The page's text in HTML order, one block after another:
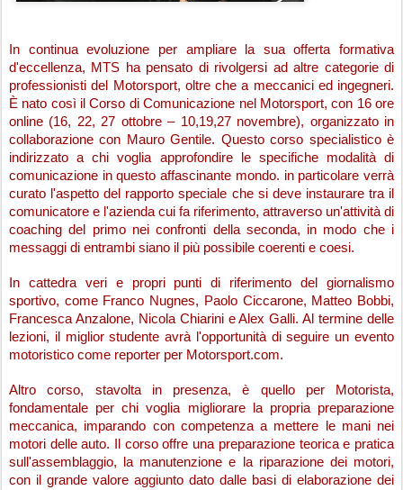
In continua evoluzione per ampliare la sua offerta formativa
d'eccellenza, MTS ha pensato di rivolgersi ad altre categorie di
professionisti del Motorsport, oltre che a meccanici ed ingegneri.
È nato così il Corso di Comunicazione nel Motorsport, con 16 ore
online (16, 22, 27 ottobre – 10,19,27 novembre), organizzato in
collaborazione con Mauro Gentile. Questo corso specialistico è
indirizzato a chi voglia approfondire le specifiche modalità di
comunicazione in questo affascinante mondo. in particolare verrà
curato l'aspetto del rapporto speciale che si deve instaurare tra il
comunicatore e l'azienda cui fa riferimento, attraverso un'attività di
coaching del primo nei confronti della seconda, in modo che i
messaggi di entrambi siano il più possibile coerenti e coesi.
In cattedra veri e propri punti di riferimento del giornalismo
sportivo, come Franco Nugnes, Paolo Ciccarone, Matteo Bobbi,
Francesca Anzalone, Nicola Chiarini e Alex Galli. Al termine delle
lezioni, il miglior studente avrà l'opportunità di seguire un evento
motoristico come reporter per Motorsport.com.
Altro corso, stavolta in presenza, è quello per Motorista,
fondamentale per chi voglia migliorare la propria preparazione
meccanica, imparando con competenza a mettere le mani nei
motori delle auto. Il corso offre una preparazione teorica e pratica
sull'assemblaggio, la manutenzione e la riparazione dei motori,
con il grande valore aggiunto dato dalle basi di elaborazione dei